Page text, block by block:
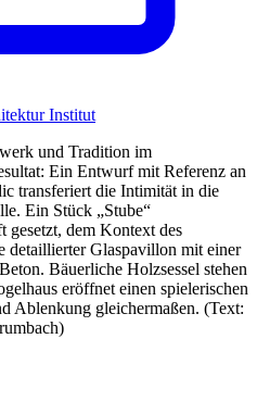
Institut
und Tradition im
Ein Entwurf mit Referenz an
transferiert die Intimität in die
Ein Stück „Stube“
gesetzt, dem Kontext des
detaillierter Glaspavillon mit einer
Bäuerliche Holzsessel stehen
eröffnet einen spielerischen
Ablenkung gleichermaßen. (Text: